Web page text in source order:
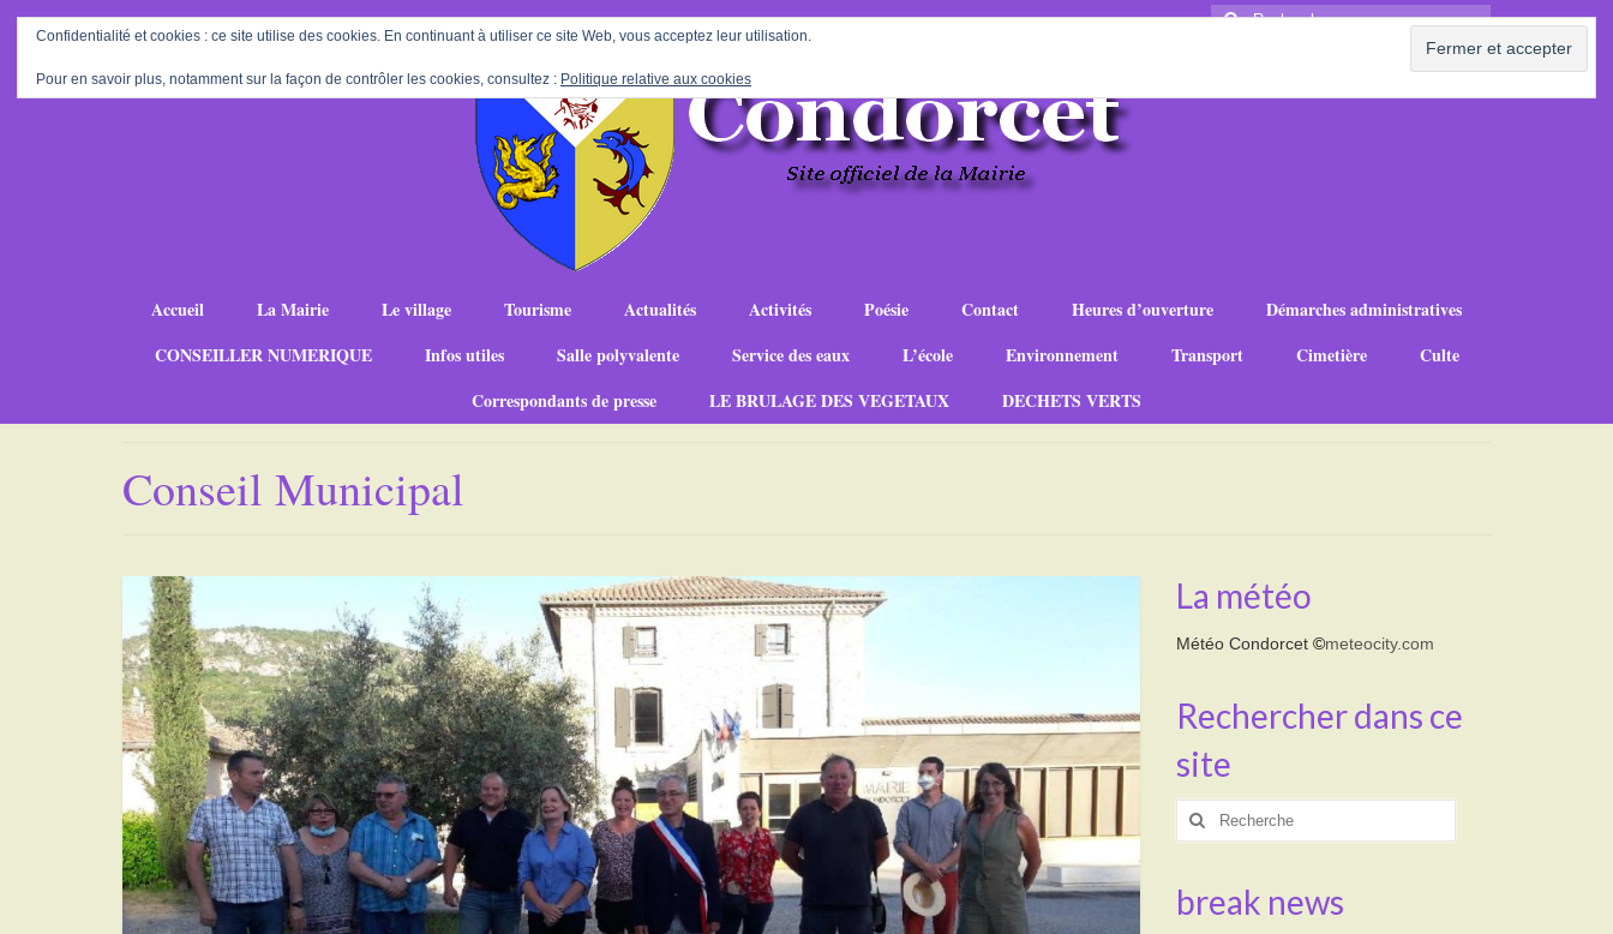
Rechercher
Accueil La Mairie Le village Tourisme Actualités Activités Poésie Contact Heures d’ouverture
Démarches administratives
CONSEILLER NUMERIQUE
Infos utiles Salle polyvalente Service des eaux L’école Environnement Transport Cimetière
Culte
Correspondants de presse
LE BRULAGE DES VEGETAUX DECHETS VERTS
Conseil Municipal
La météo
Météo Condorcet©meteocity.com
Rechercher dans ce
site
Rechercher
break news
Confidentialité et cookies : ce site utilise des cookies. En continuant à utiliser ce site Web, vous acceptez leur utilisation.
Pour en savoir plus, notamment sur la façon de contrôler les cookies, consultez : Politique relative aux cookies